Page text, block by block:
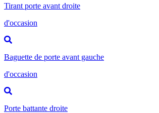
Tirant porte avant droite
d'occasion
Baguette de porte avant gauche
d'occasion
Porte battante droite